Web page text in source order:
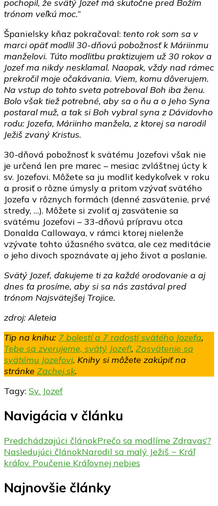
pochopil, že svätý Jozef má skutočne pred Božím
trónom veľkú moc.“
Španielsky kňaz pokračoval: tento rok som sa v
marci opäť modlil 30-dňovú pobožnosť k Máriinmu
manželovi. Túto modlitbu praktizujem už 30 rokov a
Jozef ma nikdy nesklamal. Naopak, vždy nad rámec
prekročil moje očakávania. Viem, komu dôverujem.
Na vstup do tohto sveta potreboval Boh iba ženu.
Bolo však tiež potrebné, aby sa o ňu a o Jeho Syna
postaral muž, a tak si Boh vybral syna z Dávidovho
rodu: Jozefa, Máriinho manžela, z ktorej sa narodil
Ježiš zvaný Kristus.
30-dňová pobožnosť k svätému Jozefovi však nie
je určená len pre marec – mesiac zvláštnej úcty k
sv. Jozefovi. Môžete sa ju modliť kedykoľvek v roku
a prosiť o rôzne úmysly a pritom vzývať svätého
Jozefa v rôznych formách (denné zasvätenie, prvé
stredy, …). Môžete si zvoliť aj zasvätenie sa
svätému Jozefovi – 33-dňovú prípravu otca
Donalda Callowaya, v rámci ktorej nielenže
vzývate tohto úžasného svätca, ale cez meditácie
o jeho divoch spoznávate aj jeho život a poslanie.
Svätý Jozef, ďakujeme ti za každé orodovanie a aj
dnes ťa prosíme, aby si sa nás zastával pred
trónom Najsvätejšej Trojice.
zdroj: Aleteia
Tip na knihu: 7 bolestí a 7 radostí svätého Jozefa,
Tebe sa zverujeme, svätý Jozef!, Zasvätenie sa
svätému Jozefovi. Knihy si môžete zakúpiť na
stránke Zachej.sk.
Tagy: Sv. Jozef
Navigácia v článku
Predchádzajúci článokPrečo sa modlíme Zdravas’?
Nasledujúci článokNarodil sa malý Ježiš − Kráľ
kráľov. Poučenie Kráľovnej nebies
Najnovšie články